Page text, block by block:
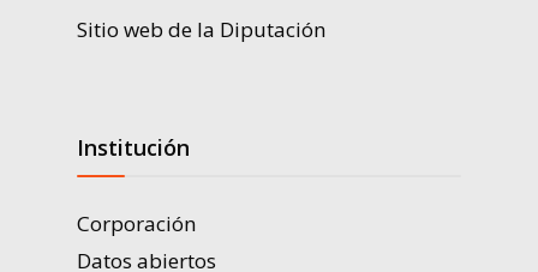
Sitio web de la Diputación
Institución
Corporación
Datos abiertos